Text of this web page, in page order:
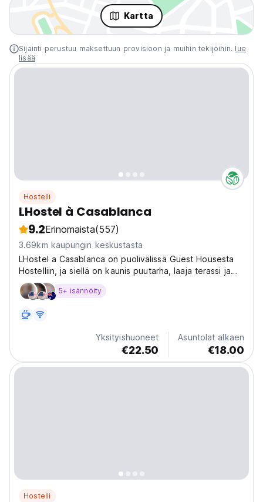
Kartta
Sijainti perustuu maksettuun provisioon ja muihin tekijöihin. lue
lisää
Hostelli
LHostel à Casablanca
9.2Erinomaista(557)
3.69km kaupungin keskustasta
LHostel a Casablanca on puolivälissä Guest Housesta
Hostelliin, ja siellä on kaunis puutarha, laaja terassi ja
mukavat mukavuudet.
5+ isännöity
Yksityishuoneet
€22.50
Asuntolat alkaen
€18.00
Hostelli